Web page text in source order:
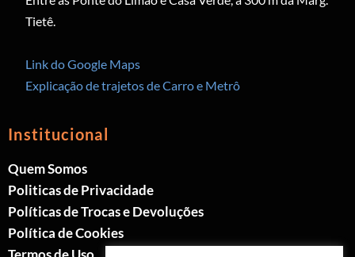
Tietê.
Link do Google Maps
Explicação de trajetos de Carro e Metrô
Institucional
Quem Somos
Politicas de Privacidade
Políticas de Trocas e Devoluções
Política de Cookies